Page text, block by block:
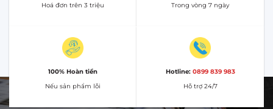
Hoá đơn trên 3 triệu
Trong vòng 7 ngày
100% Hoàn tiền
Nếu sản phẩm lỗi
Hotline: 0899 839 983
Hỗ trợ 24/7